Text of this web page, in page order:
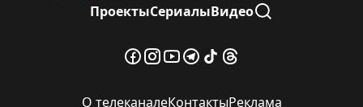
ПроектыСериалыВидео
О телеканалеКонтактыРеклама